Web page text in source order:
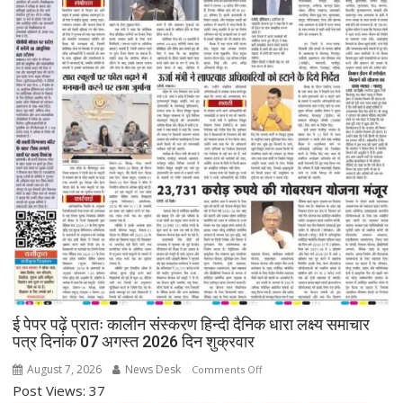
ई पेपर पढ़ें प्रातः कालीन संस्करण हिन्दी दैनिक धारा लक्ष्य समाचार
पत्र दिनांक 07 अगस्त 2026 दिन शुक्रवार
August 7, 2026 News Desk Comments Offon
Post Views: 37